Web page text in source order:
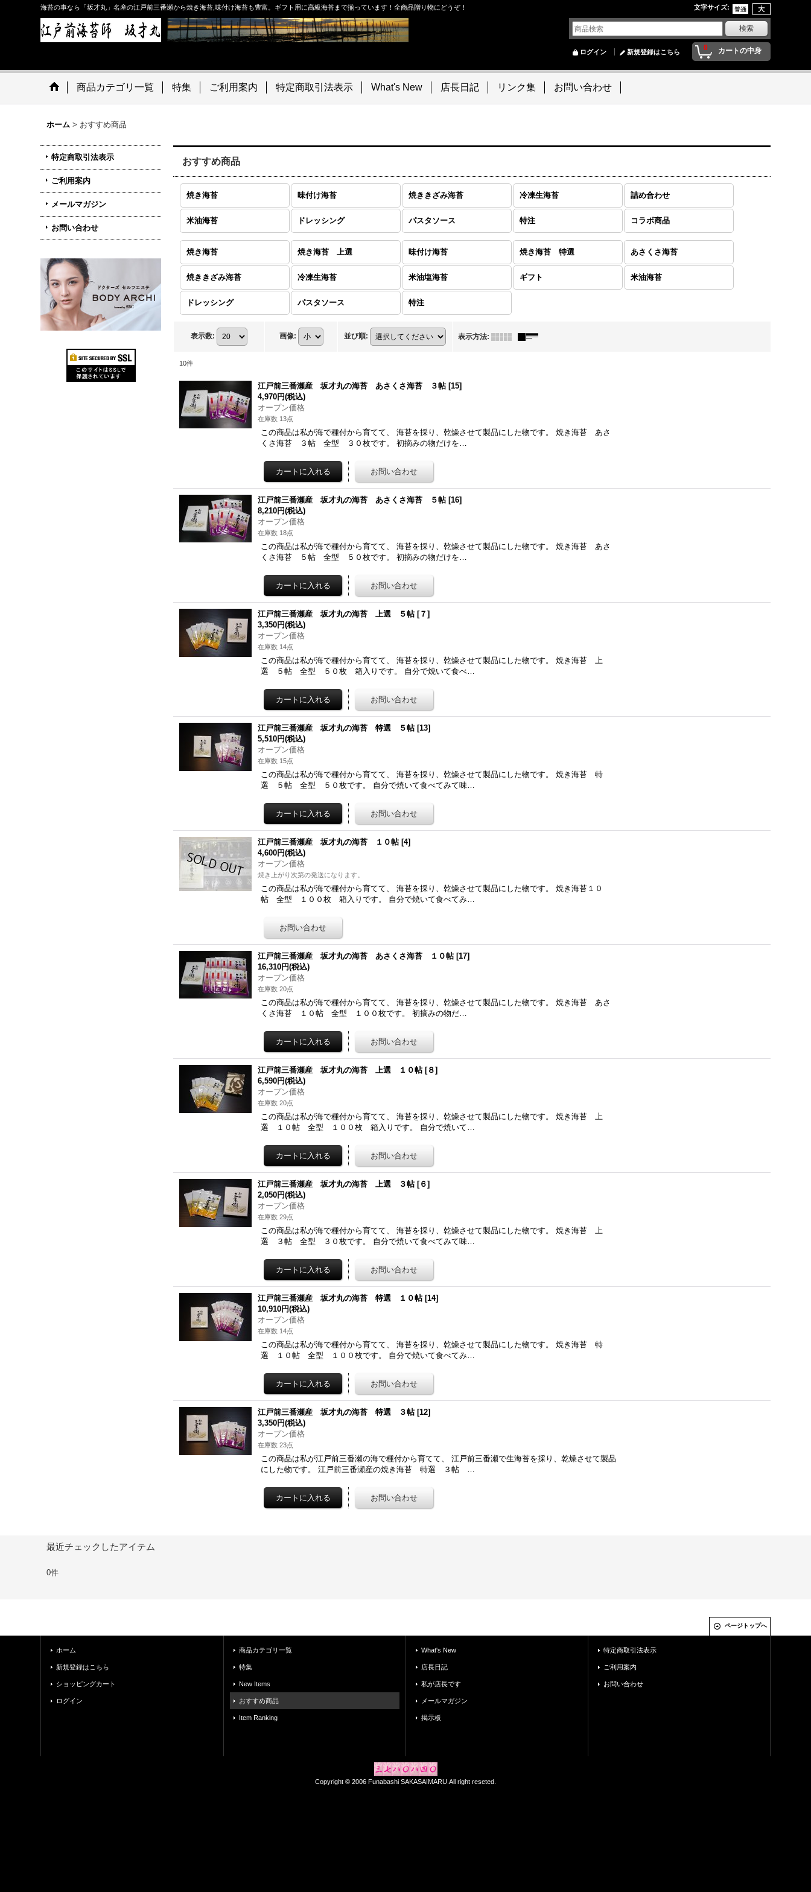
海苔の事なら「坂才丸」名産の江戸前三番瀬から焼き海苔,味付け海苔も豊富。ギフト用に高級海苔まで揃っています！全商品贈り物にどうぞ！ 文字サイズ:
0 カートの中身
ログイン 新規登録はこちら
商品カテゴリ一覧 特集 ご利用案内 特定商取引法表示 What's New 店長日記 リンク集 お問い合わせ
ホーム > おすすめ商品
特定商取引法表示
ご利用案内
メールマガジン
お問い合わせ
おすすめ商品
焼き海苔 味付け海苔 焼ききざみ海苔 冷凍生海苔 詰め合わせ
米油海苔 ドレッシング パスタソース 特注 コラボ商品
焼き海苔 焼き海苔 上選 味付け海苔 焼き海苔 特選 あさくさ海苔
焼ききざみ海苔 冷凍生海苔 米油塩海苔 ギフト 米油海苔
ドレッシング パスタソース 特注
表示数: 画像: 並び順: 表示方法:
10件
江戸前三番瀬産 坂才丸の海苔 あさくさ海苔 ３帖 [15]
4,970円(税込)
オープン価格
在庫数 13点
この商品は私が海で種付から育てて、 海苔を採り、乾燥させて製品にした物です。 焼き海苔 あさ
くさ海苔 ３帖 全型 ３０枚です。 初摘みの物だけを…
江戸前三番瀬産 坂才丸の海苔 あさくさ海苔 ５帖 [16]
8,210円(税込)
オープン価格
在庫数 18点
この商品は私が海で種付から育てて、 海苔を採り、乾燥させて製品にした物です。 焼き海苔 あさ
くさ海苔 ５帖 全型 ５０枚です。 初摘みの物だけを…
江戸前三番瀬産 坂才丸の海苔 上選 ５帖 [７]
3,350円(税込)
オープン価格
在庫数 14点
この商品は私が海で種付から育てて、 海苔を採り、乾燥させて製品にした物です。 焼き海苔 上
選 ５帖 全型 ５０枚 箱入りです。 自分で焼いて食べ…
江戸前三番瀬産 坂才丸の海苔 特選 ５帖 [13]
5,510円(税込)
オープン価格
在庫数 15点
この商品は私が海で種付から育てて、 海苔を採り、乾燥させて製品にした物です。 焼き海苔 特
選 ５帖 全型 ５０枚です。 自分で焼いて食べてみて味…
江戸前三番瀬産 坂才丸の海苔 １０帖 [4]
4,600円(税込)
オープン価格
焼き上がり次第の発送になります。
この商品は私が海で種付から育てて、 海苔を採り、乾燥させて製品にした物です。 焼き海苔１０
帖 全型 １００枚 箱入りです。 自分で焼いて食べてみ…
江戸前三番瀬産 坂才丸の海苔 あさくさ海苔 １０帖 [17]
16,310円(税込)
オープン価格
在庫数 20点
この商品は私が海で種付から育てて、 海苔を採り、乾燥させて製品にした物です。 焼き海苔 あさ
くさ海苔 １０帖 全型 １００枚です。 初摘みの物だ…
江戸前三番瀬産 坂才丸の海苔 上選 １０帖 [８]
6,590円(税込)
オープン価格
在庫数 20点
この商品は私が海で種付から育てて、 海苔を採り、乾燥させて製品にした物です。 焼き海苔 上
選 １０帖 全型 １００枚 箱入りです。 自分で焼いて…
江戸前三番瀬産 坂才丸の海苔 上選 ３帖 [６]
2,050円(税込)
オープン価格
在庫数 29点
この商品は私が海で種付から育てて、 海苔を採り、乾燥させて製品にした物です。 焼き海苔 上
選 ３帖 全型 ３０枚です。 自分で焼いて食べてみて味…
江戸前三番瀬産 坂才丸の海苔 特選 １０帖 [14]
10,910円(税込)
オープン価格
在庫数 14点
この商品は私が海で種付から育てて、 海苔を採り、乾燥させて製品にした物です。 焼き海苔 特
選 １０帖 全型 １００枚です。 自分で焼いて食べてみ…
江戸前三番瀬産 坂才丸の海苔 特選 ３帖 [12]
3,350円(税込)
オープン価格
在庫数 23点
この商品は私が江戸前三番瀬の海で種付から育てて、 江戸前三番瀬で生海苔を採り、乾燥させて製品
にした物です。 江戸前三番瀬産の焼き海苔 特選 ３帖 …
最近チェックしたアイテム
0件
ページトップへ
ホーム
新規登録はこちら
ショッピングカート
ログイン
商品カテゴリ一覧
特集
New Items
おすすめ商品
Item Ranking
What's New
店長日記
私が店長です
メールマガジン
掲示板
特定商取引法表示
ご利用案内
お問い合わせ
Copyright © 2006 Funabashi SAKASAIMARU.All right reseted.